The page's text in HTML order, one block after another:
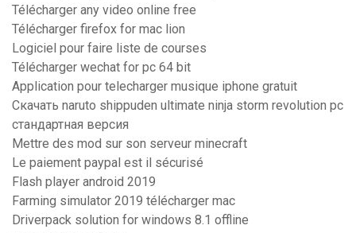
Télécharger any video online free
Télécharger firefox for mac lion
Logiciel pour faire liste de courses
Télécharger wechat for pc 64 bit
Application pour telecharger musique iphone gratuit
Скачать naruto shippuden ultimate ninja storm revolution pc
стандартная версия
Mettre des mod sur son serveur minecraft
Le paiement paypal est il sécurisé
Flash player android 2019
Farming simulator 2019 télécharger mac
Driverpack solution for windows 8.1 offline